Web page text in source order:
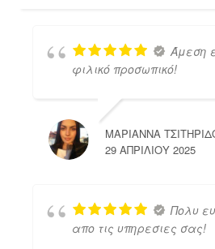
Άμεση
φιλικό προσωπικό!
ΜΑΡΙΑΝΝΑ
29 ΑΠΡΙΛΊΟΥ 2025
Πολυ
απο τις υπηρεσιες σας!